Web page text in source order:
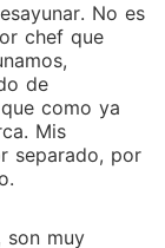
No es
chef que
de
como ya
Mis
separado, por
son muy